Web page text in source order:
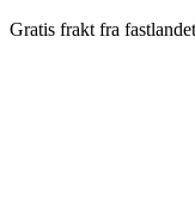
Gratis frakt fra